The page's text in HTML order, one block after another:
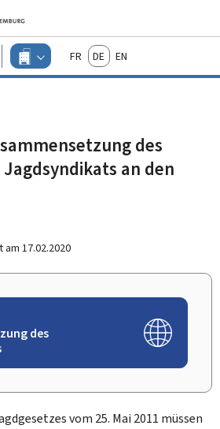
Hauptmenü
Zum Inhalt
Guichet.lu
Changer
d'espace
actif
FrançaisDeutschEnglish
des
an den
am 17.02.2020
des
vom 25. Mai 2011 müssen